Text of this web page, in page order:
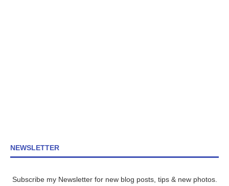
NEWSLETTER
Subscribe my Newsletter for new blog posts, tips & new photos.